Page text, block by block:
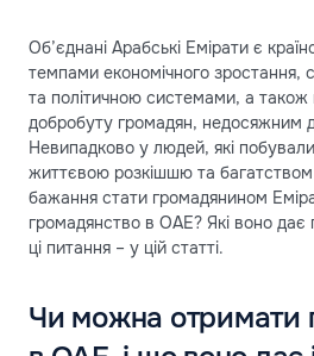
Об’єднані Арабські Емірати є
темпами економічного зростання,
та політичною системами, а також
добробуту громадян, недосяжним
Невипадково у людей, які
життєвою розкішшю та багатством
бажання стати громадянином
громадянство в ОАЕ? Які воно дає
ці питання – у цій статті.
Чи можна отримати